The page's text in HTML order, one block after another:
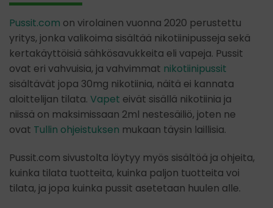
Pussit.com on virolainen vuonna 2020 perustettu
yritys, jonka valikoima sisältää nikotiinipusseja sekä
kertakäyttöisiä sähkösavukkeita eli vapeja. Pussit
ovat eri vahvuisia, ja vahvimmat nikotiinipussit
sisältävät jopa 30mg nikotiinia, näitä ei kannata
aloittelijan tilata. Vapet eivät sisällä nikotiinia ja
niissä on maksimissaan 2ml nestesäiliö, joten ne
ovat Tullin ohjeistuksen mukaan täysin laillisia.
Pussit.com sivustolta löytyy myös sisältöä ja ohjeita,
kuinka tilata tuotteita, kuinka paljon tuotteita voi
tilata, ja jopa kuinka pussit asetetaan huulen alle.